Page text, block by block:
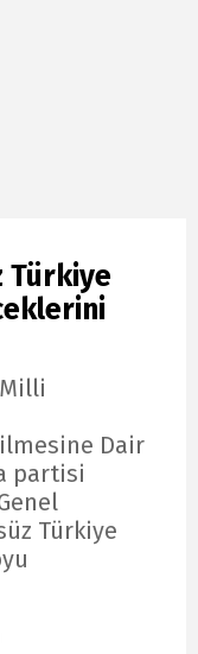
Türkiye
Dair
partisi
Türkiye